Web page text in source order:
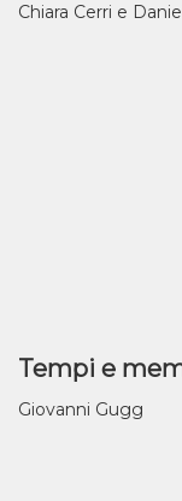
Chiara Cerri e
Tempi e
Giovanni Gugg